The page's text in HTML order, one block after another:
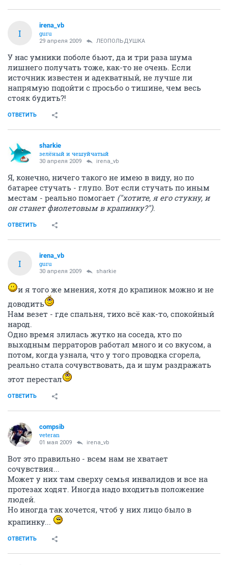
I
irena_vb
guru
29 апреля 2009 ЛЕОПОЛЬДУШКА
У нас умники поболе бьют, да и три раза шума
лишнего получать тоже, как-то не очень. Если
источник известен и адекватный, не лучше ли
напрямую подойти с просьбо о тишине, чем весь
стояк будить?!
ОТВЕТИТЬ
sharkie
зелёный и чешуйчатый
30 апреля 2009 irena_vb
Я, конечно, ничего такого не имею в виду, но по
батарее стучать - глупо. Вот если стучать по иным
местам - реально помогает ("хотите, я его стукну, и
он станет фиолетовым в крапинку?").
ОТВЕТИТЬ
I
irena_vb
guru
30 апреля 2009 sharkie
и я того же мнения, хотя до крапинок можно и не
доводить
Нам везет - где спальня, тихо всё как-то, спокойный
народ.
Одно время злилась жутко на соседа, кто по
выходным перраторов работал много и со вкусом, а
потом, когда узнала, что у того проводка сгорела,
реально стала сочувствовать, да и шум раздражать
этот перестал
ОТВЕТИТЬ
compsib
veteran
01 мая 2009 irena_vb
Вот это правильно - всем нам не хватает
сочувствия...
Может у них там сверху семья инвалидов и все на
протезах ходят. Иногда надо входитьв положение
людей.
Но иногда так хочется, чтоб у них лицо было в
крапинку...
ОТВЕТИТЬ